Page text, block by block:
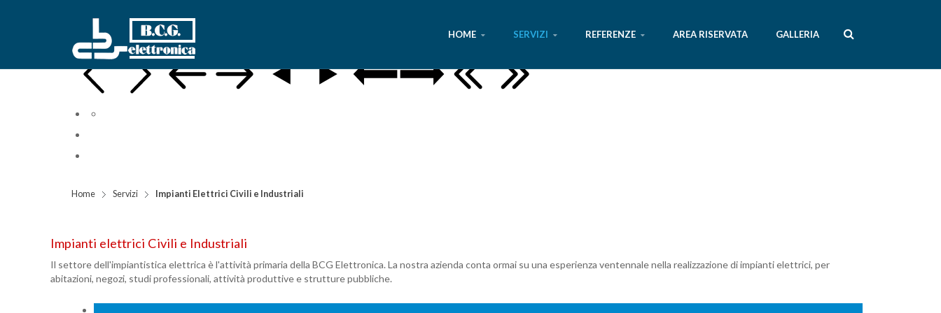
HOME SERVIZI REFERENZE AREA RISERVATA GALLERIA
Home Servizi Impianti Elettrici Civili e Industriali
Impianti elettrici Civili e Industriali
Il settore dell'impiantistica elettrica è l'attività primaria della BCG Elettronica. La nostra azienda conta ormai su una esperienza ventennale nella realizzazione di impianti elettrici, per
abitazioni, negozi, studi professionali, attività produttive e strutture pubbliche.